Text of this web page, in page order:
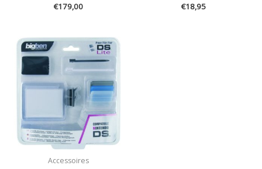
€179,00 €18,95
Accessoires